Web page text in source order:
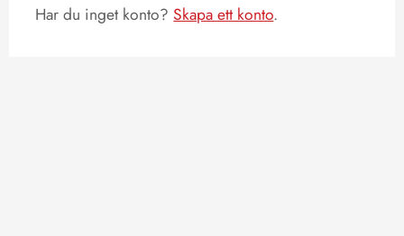
Har du inget konto?Skapa ett konto.